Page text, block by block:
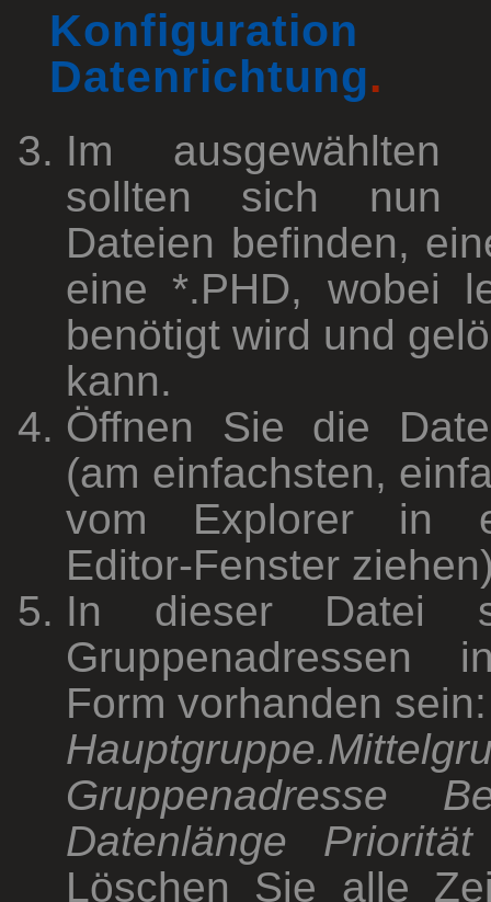
Datenrichtung.
Im ausgewählten
sollten sich nun
Dateien befinden,
eine *.PHD, wobei
benötigt wird und
kann.
Öffnen Sie die
(am einfachsten,
vom Explorer in
Editor-Fenster
In dieser Datei
Gruppenadressen
Form vorhanden sein:
Gruppenadresse
Datenlänge
Löschen Sie alle